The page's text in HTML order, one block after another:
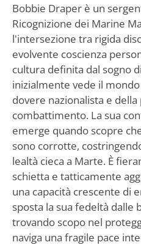
Bobbie Draper è un
Ricognizione dei Marine
l'intersezione tra rigida
evolvente coscienza
cultura definita dal sogno
inizialmente vede il
dovere nazionalista e della
combattimento. La sua
emerge quando scopre
sono corrotte,
lealtà cieca a Marte. È
schietta e tatticamente
una capacità crescente di
sposta la sua fedeltà dalle
trovando scopo nel
naviga una fragile pace